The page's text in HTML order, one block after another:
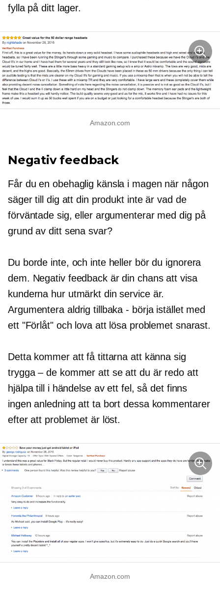
fylla på ditt lager.
Amazon.com
Negativ feedback
Får du en obehaglig känsla i magen när någon
säger till dig att din produkt inte är vad de
förväntade sig, eller argumenterar med dig på
grund av ditt sena svar?
Du borde inte, och inte heller bör du ignorera
dem. Negativ feedback är din chans att visa
kunderna hur utmärkt din service är.
Argumentera aldrig tillbaka - börja istället med
ett "Förlåt" och lova att lösa problemet snarast.
Detta kommer att få tittarna att känna sig
trygga – de kommer att se att du är redo att
hjälpa till i händelse av ett fel, så det finns
ingen anledning att ta bort dessa kommentarer
efter att problemet är löst.
Amazon.com